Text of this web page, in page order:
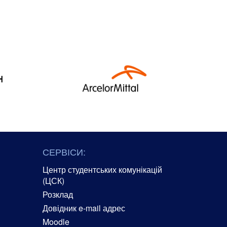
СЕРВІСИ:
Центр студентських комунікацій
(ЦСК)
Розклад
Довідник e-mail адрес
Moodle